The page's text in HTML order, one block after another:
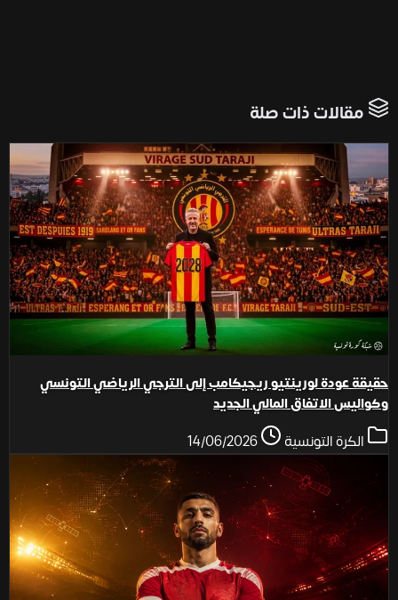
مقالات ذات صلة
حقيقة عودة لورينتيو ريجيكامب إلى الترجي الرياضي التونسي
وكواليس الاتفاق المالي الجديد
الكرة التونسية